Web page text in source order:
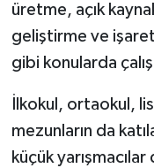
üretme, açık
geliştirme ve
gibi konularda
İlkokul, ortaokul,
mezunların da
küçük